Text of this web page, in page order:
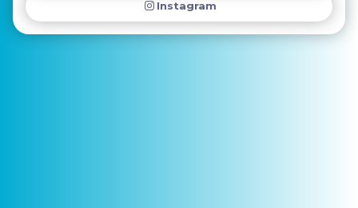
Instagram